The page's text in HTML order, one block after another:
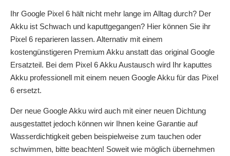
Ihr Google Pixel 6 hält nicht mehr lange im Alltag durch? Der
Akku ist Schwach und kaputtgegangen? Hier können Sie ihr
Pixel 6 reparieren lassen. Alternativ mit einem
kostengünstigeren Premium Akku anstatt das original Google
Ersatzteil. Bei dem Pixel 6 Akku Austausch wird Ihr kaputtes
Akku professionell mit einem neuen Google Akku für das Pixel
6 ersetzt.
Der neue Google Akku wird auch mit einer neuen Dichtung
ausgestattet jedoch können wir Ihnen keine Garantie auf
Wasserdichtigkeit geben beispielweise zum tauchen oder
schwimmen, bitte beachten! Soweit wie möglich übernehmen